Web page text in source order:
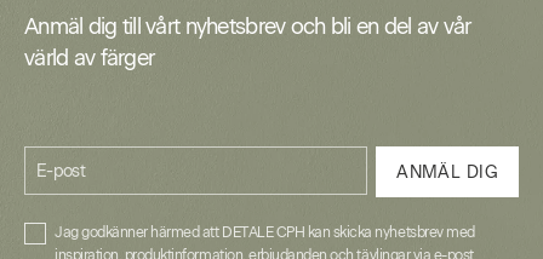
Anmäl dig till vårt nyhetsbrev och bli en del av vår
värld av färger
E-post ANMÄL DIG
Jag godkänner härmed att DETALE CPH kan skicka nyhetsbrev med
inspiration, produktinformation, erbjudanden och tävlingar via e-post.